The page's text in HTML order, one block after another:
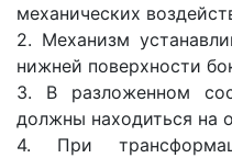
механических
2. Механизм
нижней поверхности
3. В разложенном
должны находиться на
4. При